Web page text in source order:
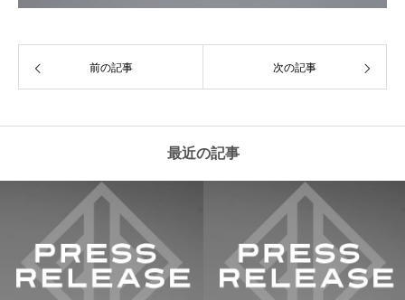
前の記事 次の記事
最近の記事